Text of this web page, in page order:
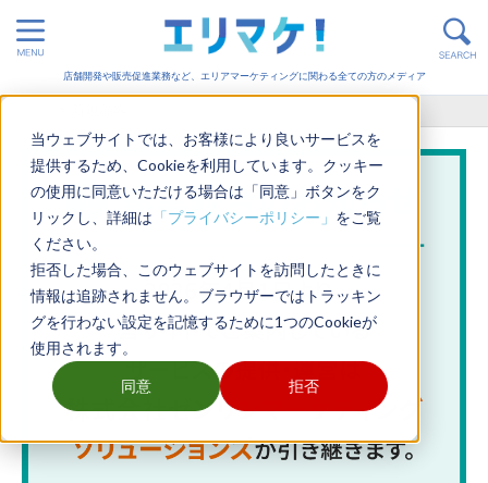
当ウェブサイトでは、お客様により良いサービスを
提供するため、Cookieを利用しています。クッキー
の使用に同意いただける場合は「同意」ボタンをク
リックし、詳細は 「プライバシーポリシー」 をご覧
ください。
拒否した場合、このウェブサイトを訪問したときに
情報は追跡されません。ブラウザーではトラッキン
グを行わない設定を記憶するために1つのCookieが
使用されます。
同意 拒否
店舗開発や販売促進業務など、エリアマーケティングに関わる全ての方のメディア